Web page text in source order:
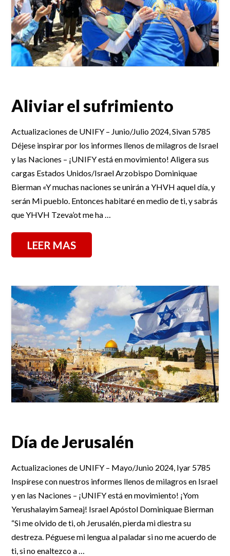
Aliviar el sufrimiento
Actualizaciones de UNIFY – Junio/Julio 2024, Sivan 5785
Déjese inspirar por los informes llenos de milagros de Israel
y las Naciones – ¡UNIFY está en movimiento! Aligera sus
cargas Estados Unidos/Israel Arzobispo Dominiquae
Bierman «Y muchas naciones se unirán a YHVH aquel día, y
serán Mi pueblo. Entonces habitaré en medio de ti, y sabrás
que YHVH Tzeva’ot me ha …
LEER MAS
Día de Jerusalén
Actualizaciones de UNIFY – Mayo/Junio 2024, Iyar 5785
Inspírese con nuestros informes llenos de milagros en Israel
y en las Naciones – ¡UNIFY está en movimiento! ¡Yom
Yerushalayim Sameaj! Israel Apóstol Dominiquae Bierman
“Si me olvido de ti, oh Jerusalén, pierda mi diestra su
destreza. Péguese mi lengua al paladar si no me acuerdo de
ti, si no enaltezco a …